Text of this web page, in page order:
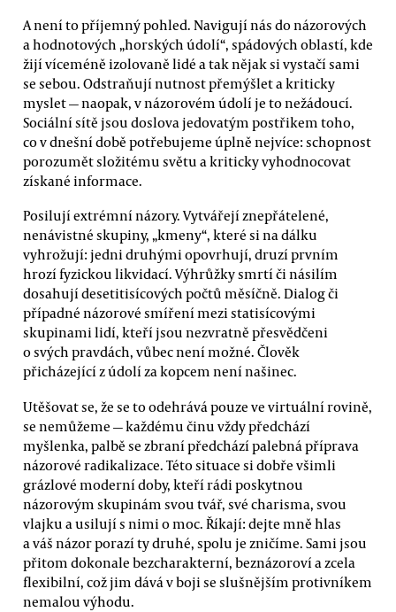
A není to příjemný pohled. Navigují nás do názorových
a hodnotových „horských údolí“, spádových oblastí, kde
žijí víceméně izolovaně lidé a tak nějak si vystačí sami
se sebou. Odstraňují nutnost přemýšlet a kriticky
myslet — naopak, v názorovém údolí je to nežádoucí.
Sociální sítě jsou doslova jedovatým postřikem toho,
co v dnešní době potřebujeme úplně nejvíce: schopnost
porozumět složitému světu a kriticky vyhodnocovat
získané informace.
Posilují extrémní názory. Vytvářejí znepřátelené,
nenávistné skupiny, „kmeny“, které si na dálku
vyhrožují: jedni druhými opovrhují, druzí prvním
hrozí fyzickou likvidací. Výhrůžky smrtí či násilím
dosahují desetitisícových počtů měsíčně. Dialog či
případné názorové smíření mezi statisícovými
skupinami lidí, kteří jsou nezvratně přesvědčeni
o svých pravdách, vůbec není možné. Člověk
přicházející z údolí za kopcem není našinec.
Utěšovat se, že se to odehrává pouze ve virtuální rovině,
se nemůžeme — každému činu vždy předchází
myšlenka, palbě se zbraní předchází palebná příprava
názorové radikalizace. Této situace si dobře všimli
grázlové moderní doby, kteří rádi poskytnou
názorovým skupinám svou tvář, své charisma, svou
vlajku a usilují s nimi o moc. Říkají: dejte mně hlas
a váš názor porazí ty druhé, spolu je zničíme. Sami jsou
přitom dokonale bezcharakterní, beznázoroví a zcela
flexibilní, což jim dává v boji se slušnějším protivníkem
nemalou výhodu.